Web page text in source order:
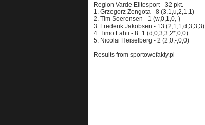
Region Varde Elitesport - 32 pkt.
1. Grzegorz Zengota - 8 (3,1,u,2,1,1)
2. Tim Soerensen - 1 (w,0,1,0,-)
3. Frederik Jakobsen - 13 (2,1,1,d,3,3,3)
4. Timo Lahti - 8+1 (d,0,3,3,2*,0,0)
5. Nicolai Heiselberg - 2 (2,0,-,0,0)
Results from sportowefakty.pl